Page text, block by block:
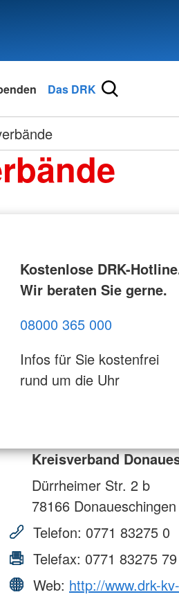
Das DRK
Kostenlose DRK-
Wir beraten Sie gerne.
08000 365 000
Infos für Sie kostenfrei
rund um die Uhr
Kreisverband
Dürrheimer Str. 2 b
78166 Donaueschingen
Telefon: 0771 83275 0
Telefax: 0771 83275 79
Web: http://www.drk-